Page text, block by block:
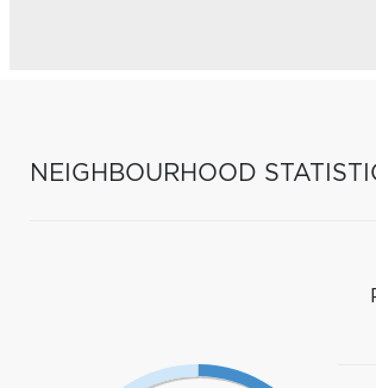
NEIGHBOURHOOD